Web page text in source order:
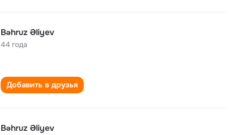
Bəhruz Əliyev
44 года
Добавить в друзья
Bəhruz Əliyev